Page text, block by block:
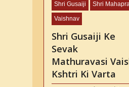
Shri Gusaiji Shri
Vaishnav
Shri Gusaiji Ke
Sevak
Mathuravasi
Kshtri Ki Varta